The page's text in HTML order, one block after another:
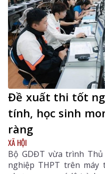
Đề xuất thi tốt
tính, học sinh
ràng
XÃ HỘI
Bộ GDĐT vừa trình
nghiệp THPT trên